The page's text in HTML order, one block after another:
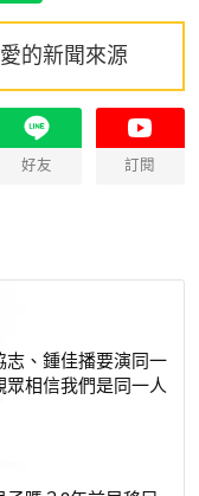
的新聞來源
好友 訂閱
志、鍾佳播要演同一
眾相信我們是同一人